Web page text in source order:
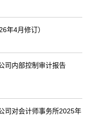
年4月修订）
司内部控制审计报告
司对会计师事务所2025年